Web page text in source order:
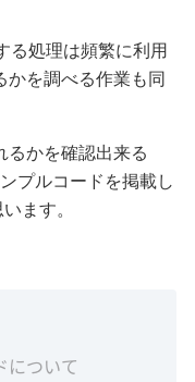
る処理は頻繁に利用
かを調べる作業も同
るかを確認出来る
プルコードを掲載し
ます。
ついて